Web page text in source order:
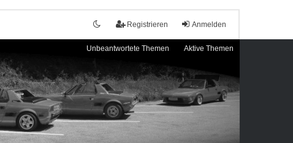
Anmelden
Registrieren
Unbeantwortete Themen Aktive Themen